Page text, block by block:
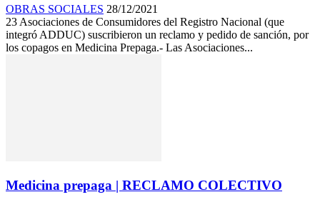
OBRAS SOCIALES 28/12/2021
23 Asociaciones de Consumidores del Registro Nacional (que
integró ADDUC) suscribieron un reclamo y pedido de sanción, por
los copagos en Medicina Prepaga.- Las Asociaciones...
Medicina prepaga | RECLAMO COLECTIVO